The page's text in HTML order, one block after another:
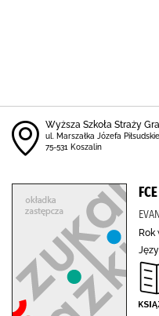
Wyższa Szkoła Straży
ul. Marszałka Józefa
75-531 Koszalin
Rok